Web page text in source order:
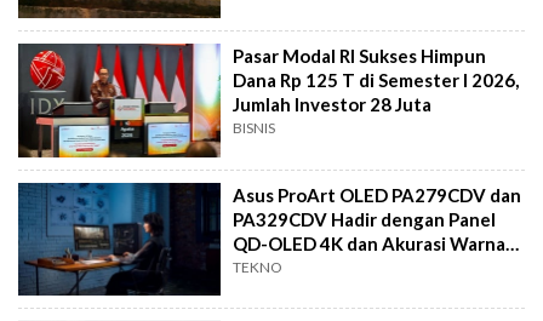
Pasar Modal RI Sukses Himpun
Dana Rp 125 T di Semester I 2026,
Jumlah Investor 28 Juta
BISNIS
Asus ProArt OLED PA279CDV dan
PA329CDV Hadir dengan Panel
QD-OLED 4K dan Akurasi Warna
Mutlak
TEKNO